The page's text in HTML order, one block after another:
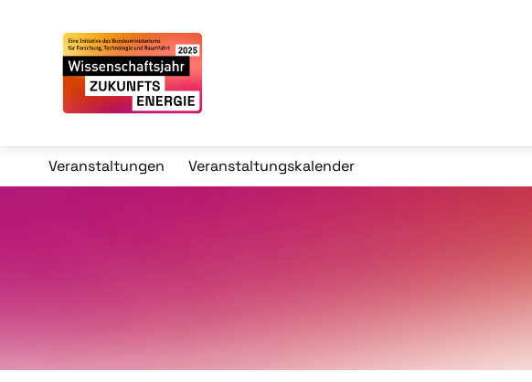
Veranstaltungen Veranstaltungskalender